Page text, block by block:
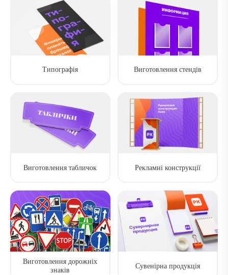
Типографія Виготовлення стендів
Виготовлення табличок Рекламні конструкції
Виготовлення дорожніх
знаків
Сувенірна продукція